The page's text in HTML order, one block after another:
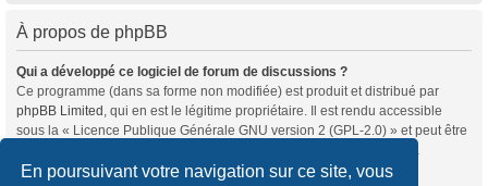
En poursuivant votre navigation sur ce site, vous
À propos de phpBB
Qui a développé ce logiciel de forum de discussions ?
Ce programme (dans sa forme non modifiée) est produit et distribué par
phpBB Limited , qui en est le légitime propriétaire. Il est rendu accessible
sous la « Licence Publique Générale GNU version 2 (GPL-2.0) » et peut être
rubrique «À propos de phpBB» (en anglais).